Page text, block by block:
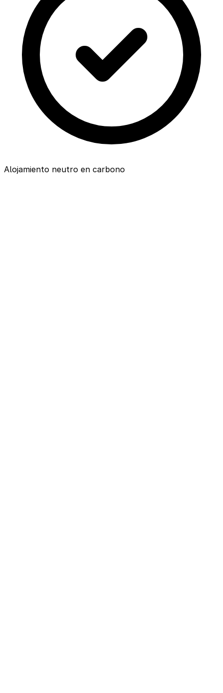
Alojamiento neutro en carbono